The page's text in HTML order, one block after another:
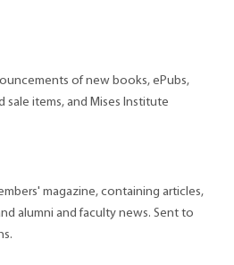
of new books, ePubs,
items, and Mises Institute
magazine, containing articles,
alumni and faculty news. Sent to